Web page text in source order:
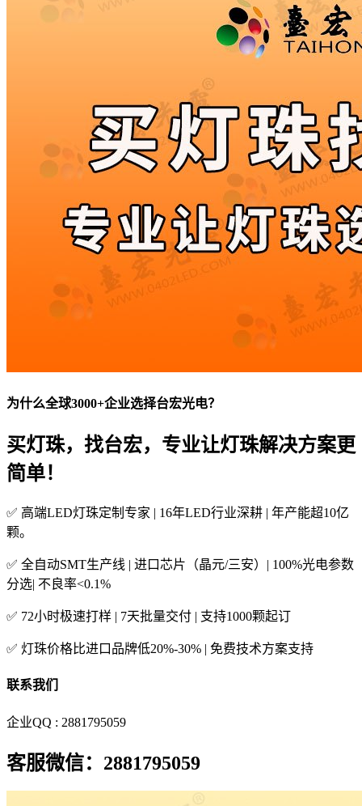
为什么全球3000+企业选择台宏光电？
买灯珠，找台宏，专业让灯珠解决方案更
简单！
✅ 高端LED灯珠定制专家 | 16年LED行业深耕 | 年产能超10亿
颗。
✅ 全自动SMT生产线 | 进口芯片（晶元/三安）| 100%光电参数
分选| 不良率<0.1%
✅ 72小时极速打样 | 7天批量交付 | 支持1000颗起订
✅ 灯珠价格比进口品牌低20%-30% | 免费技术方案支持
联系我们
企业QQ : 2881795059
客服微信：2881795059